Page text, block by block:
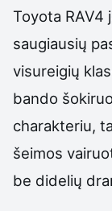
Toyota RAV4
saugiausių
visureigių
bando
charakteriu,
šeimos
be didelių